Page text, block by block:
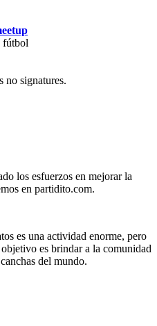
fútbol
no signatures.
los esfuerzos en mejorar la
en partidito.com.
es una actividad enorme, pero
es brindar a la comunidad
del mundo.